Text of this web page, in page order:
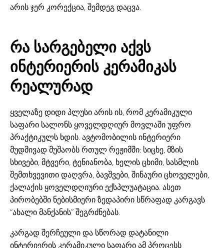
არის ჯერ კორექცია, შემდეგ დაცვა.
რა სარგებელი აქვს
ინტერიერის კერამიკას
რეალურად
ყველაზე დიდი პლუსი არის ის, რომ კერამიკული
საფარი სალონს ყოველდღიურ მოვლაში უფრო
პრაქტიკულს ხდის. ავტომობილის ინტერიერი
მუდმივად მუშაობს რთულ რეჟიმში: სიცხე, მზის
სხივები, მტვერი, ტენიანობა, ხელის ცხიმი, სასმლის
შემთხვევითი დაღვრა, ბავშვები, შინაური ცხოველები,
ქალაქის ყოველდღიური ექსპლუატაცია. ასეთ
პირობებში ნებისმიერი ზედაპირი სწრაფად კარგავს
“ახალი მანქანის” შეგრძნებას.
კარგად შერჩეული და სწორად დატანილი
ინტერიერის კერამიკული საფარი ამ პროცესს